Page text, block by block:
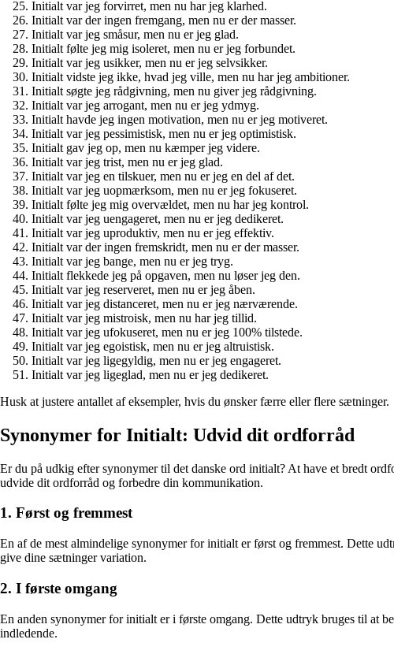
Initialt var jeg forvirret, men nu har jeg klarhed.
Initialt var der ingen fremgang, men nu er der masser.
Initialt var jeg småsur, men nu er jeg glad.
Initialt følte jeg mig isoleret, men nu er jeg forbundet.
Initialt var jeg usikker, men nu er jeg selvsikker.
Initialt vidste jeg ikke, hvad jeg ville, men nu har jeg ambitioner.
Initialt søgte jeg rådgivning, men nu giver jeg rådgivning.
Initialt var jeg arrogant, men nu er jeg ydmyg.
Initialt havde jeg ingen motivation, men nu er jeg motiveret.
Initialt var jeg pessimistisk, men nu er jeg optimistisk.
Initialt gav jeg op, men nu kæmper jeg videre.
Initialt var jeg trist, men nu er jeg glad.
Initialt var jeg en tilskuer, men nu er jeg en del af det.
Initialt var jeg uopmærksom, men nu er jeg fokuseret.
Initialt følte jeg mig overvældet, men nu har jeg kontrol.
Initialt var jeg uengageret, men nu er jeg dedikeret.
Initialt var jeg uproduktiv, men nu er jeg effektiv.
Initialt var der ingen fremskridt, men nu er der masser.
Initialt var jeg bange, men nu er jeg tryg.
Initialt flekkede jeg på opgaven, men nu løser jeg den.
Initialt var jeg reserveret, men nu er jeg åben.
Initialt var jeg distanceret, men nu er jeg nærværende.
Initialt var jeg mistroisk, men nu har jeg tillid.
Initialt var jeg ufokuseret, men nu er jeg 100% tilstede.
Initialt var jeg egoistisk, men nu er jeg altruistisk.
Initialt var jeg ligegyldig, men nu er jeg engageret.
Initialt var jeg ligeglad, men nu er jeg dedikeret.
Husk at justere antallet af eksempler, hvis du ønsker færre eller flere sætninger.
Synonymer for Initialt: Udvid dit ordforråd
Er du på udkig efter synonymer til det danske ord initialt? At have et bredt
udvide dit ordforråd og forbedre din kommunikation.
1. Først og fremmest
En af de mest almindelige synonymer for initialt er først og fremmest. Dette
give dine sætninger variation.
2. I første omgang
En anden synonymer for initialt er i første omgang. Dette udtryk bruges til at
indledende.